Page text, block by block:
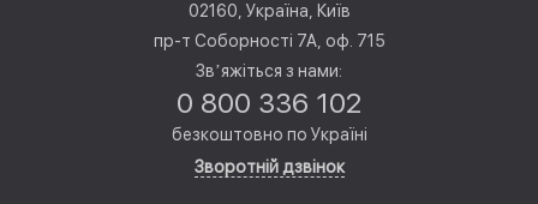
02160, Україна, Київ
пр-т Соборності 7А, оф. 715
Звʼяжіться з нами:
0 800 336 102
безкоштовно по Україні
Зворотній дзвінок